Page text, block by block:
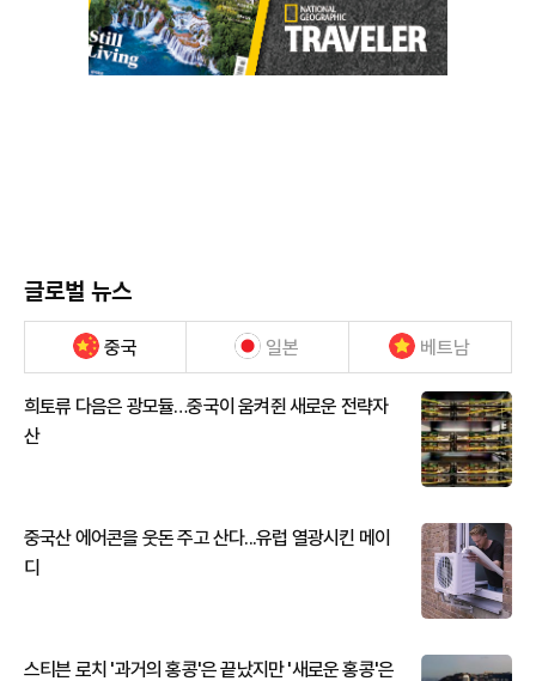
글로벌 뉴스
중국 일본 베트남
희토류 다음은 광모듈…중국이 움켜쥔 새로운 전략자
산
중국산 에어콘을 웃돈 주고 산다...유럽 열광시킨 메이
디
스티븐 로치 '과거의 홍콩'은 끝났지만 '새로운 홍콩'은